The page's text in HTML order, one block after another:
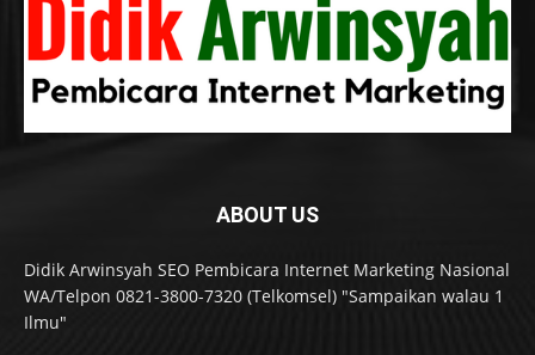
ABOUT US
Didik Arwinsyah SEO Pembicara Internet Marketing Nasional
WA/Telpon 0821-3800-7320 (Telkomsel) "Sampaikan walau 1
Ilmu"